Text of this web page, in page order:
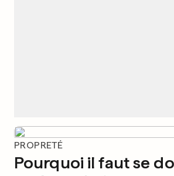
PROPRETÉ
Pourquoi il faut se